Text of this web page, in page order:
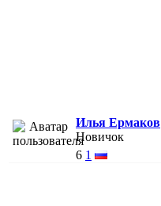
Илья Ермаков
Новичок
6 1